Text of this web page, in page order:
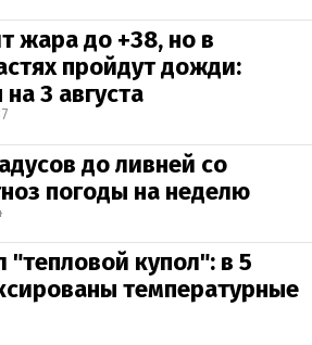
жара до +38, но в
пройдут дожди:
3 августа
до ливней со
погоды на неделю
"тепловой купол": в 5
температурные